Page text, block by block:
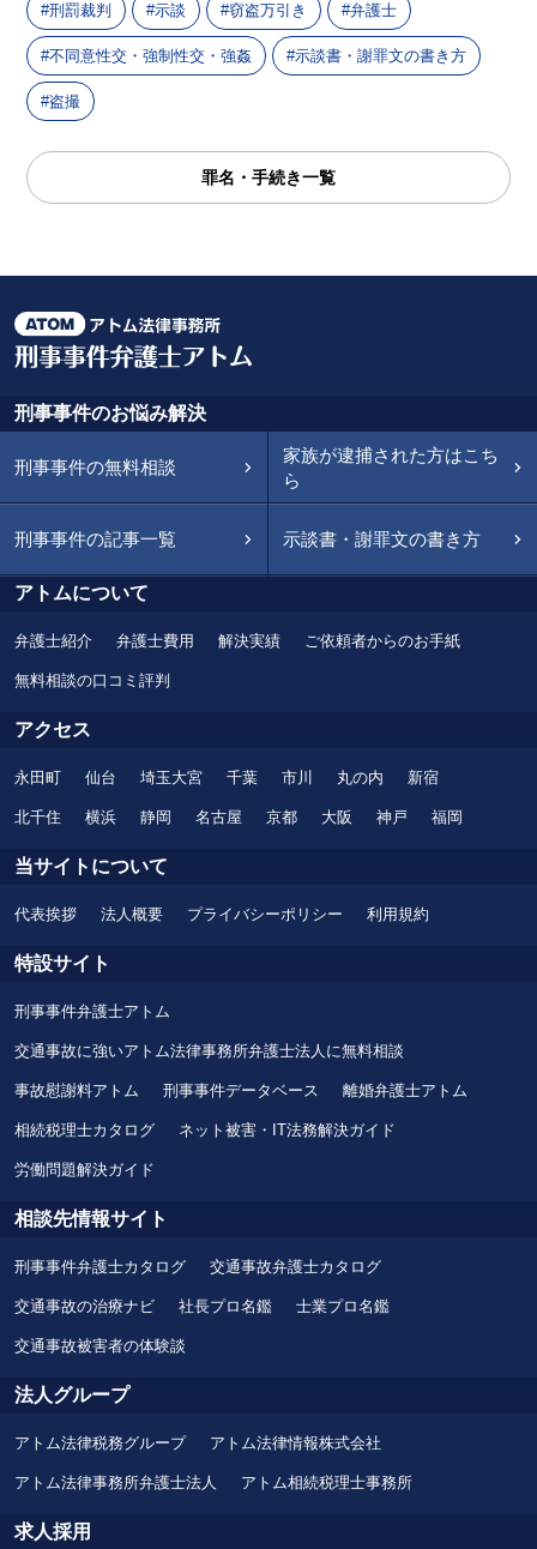
刑罰裁判 示談 窃盗万引き 弁護士
不同意性交・強制性交・強姦 示談書・謝罪文の書き方
盗撮
罪名・手続き一覧
刑事事件のお悩み解決
刑事事件の無料相談
家族が逮捕された方はこち
ら
刑事事件の記事一覧 示談書・謝罪文の書き方
アトムについて
弁護士紹介 弁護士費用 解決実績 ご依頼者からのお手紙
無料相談の口コミ評判
アクセス
永田町 仙台 埼玉大宮 千葉 市川 丸の内 新宿
北千住 横浜 静岡 名古屋 京都 大阪 神戸 福岡
当サイトについて
代表挨拶 法人概要 プライバシーポリシー 利用規約
特設サイト
刑事事件弁護士アトム
交通事故に強いアトム法律事務所弁護士法人に無料相談
事故慰謝料アトム 刑事事件データベース 離婚弁護士アトム
相続税理士カタログ ネット被害・IT法務解決ガイド
労働問題解決ガイド
相談先情報サイト
刑事事件弁護士カタログ 交通事故弁護士カタログ
交通事故の治療ナビ 社長プロ名鑑 士業プロ名鑑
交通事故被害者の体験談
法人グループ
アトム法律税務グループ アトム法律情報株式会社
アトム法律事務所弁護士法人 アトム相続税理士事務所
求人採用